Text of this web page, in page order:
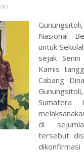
Nasional
untuk
sejak
Kamis
Cabang
Sumatera
di
tersebut